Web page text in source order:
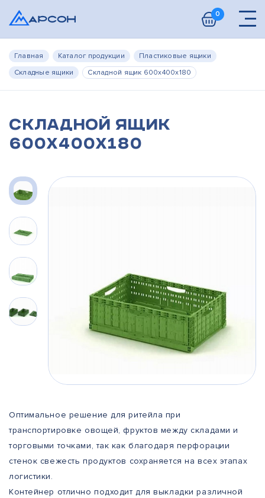
0
Главная Каталог продукции
Пластиковые ящики
Складные ящики
Складной ящик 600х400х180
Складной ящик
600х400х180
Оптимальное решение для ритейла при
транспортировке овощей, фруктов между складами и
торговыми точками, так как благодаря перфорации
стенок свежесть продуктов сохраняется на всех этапах
логистики.
Контейнер отлично подходит для выкладки различной